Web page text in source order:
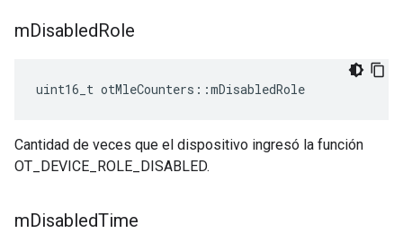
mDisabledRole
uint16_t otMleCounters ::mDisabledRole
Cantidad de veces que el dispositivo ingresó la función
OT_DEVICE_ROLE_DISABLED.
mDisabledTime